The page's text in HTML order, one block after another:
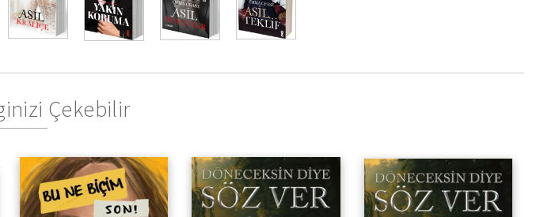
Sade, kibar, utangaç ama güçlü bir kadın olan Sarah, Henry’nin
hayatına yepyeni bir soluk katar.
MİDİR?
Çekebilir
Şah Mat Şah Mat ( Poster Hediyeli )